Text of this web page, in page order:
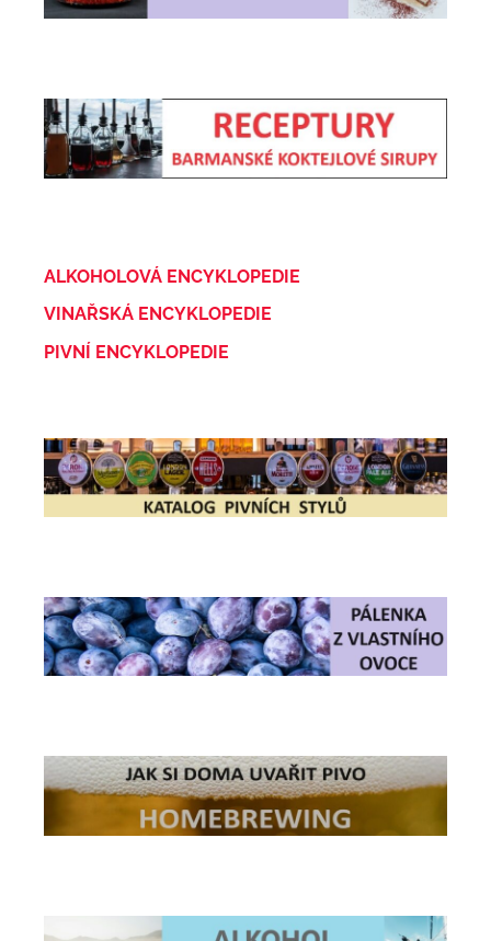
ALKOHOLOVÁ ENCYKLOPEDIE
VINAŘSKÁ ENCYKLOPEDIE
PIVNÍ ENCYKLOPEDIE